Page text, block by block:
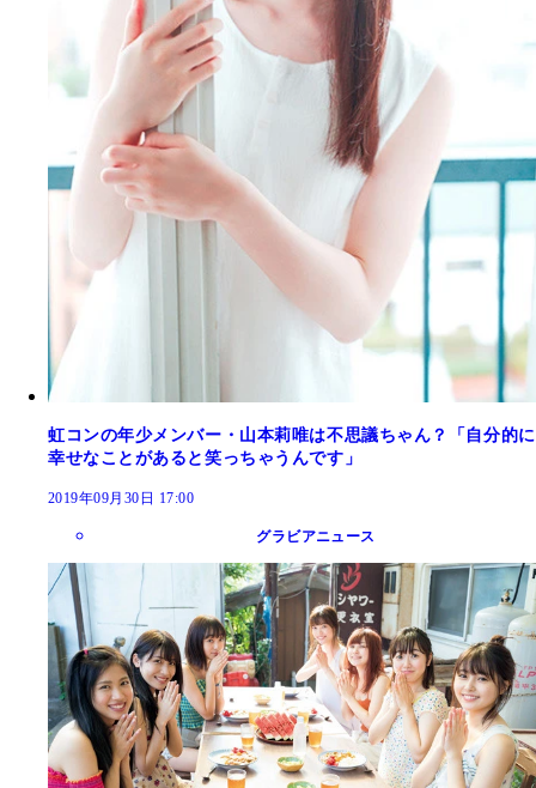
虹コンの年少メンバー・山本莉唯は不思議ちゃん？「自分的に
幸せなことがあると笑っちゃうんです」
2019年09月30日 17:00
グラビアニュース